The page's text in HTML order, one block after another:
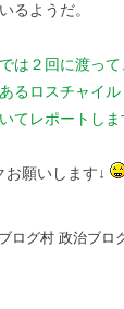
るようだ。
は２回に渡っ
るロスチャイ
てレポートしま
お願いします↓